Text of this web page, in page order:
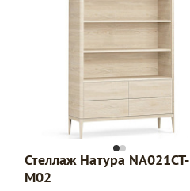
Стеллаж Натура NA021CT-
M02